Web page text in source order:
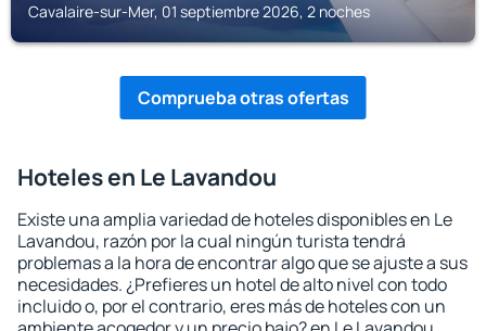
Cavalaire-sur-Mer, 01 septiembre 2026, 2 noches
Comprueba otras ofertas
Hoteles en Le Lavandou
Existe una amplia variedad de hoteles disponibles en Le
Lavandou, razón por la cual ningún turista tendrá
problemas a la hora de encontrar algo que se ajuste a sus
necesidades. ¿Prefieres un hotel de alto nivel con todo
incluido o, por el contrario, eres más de hoteles con un